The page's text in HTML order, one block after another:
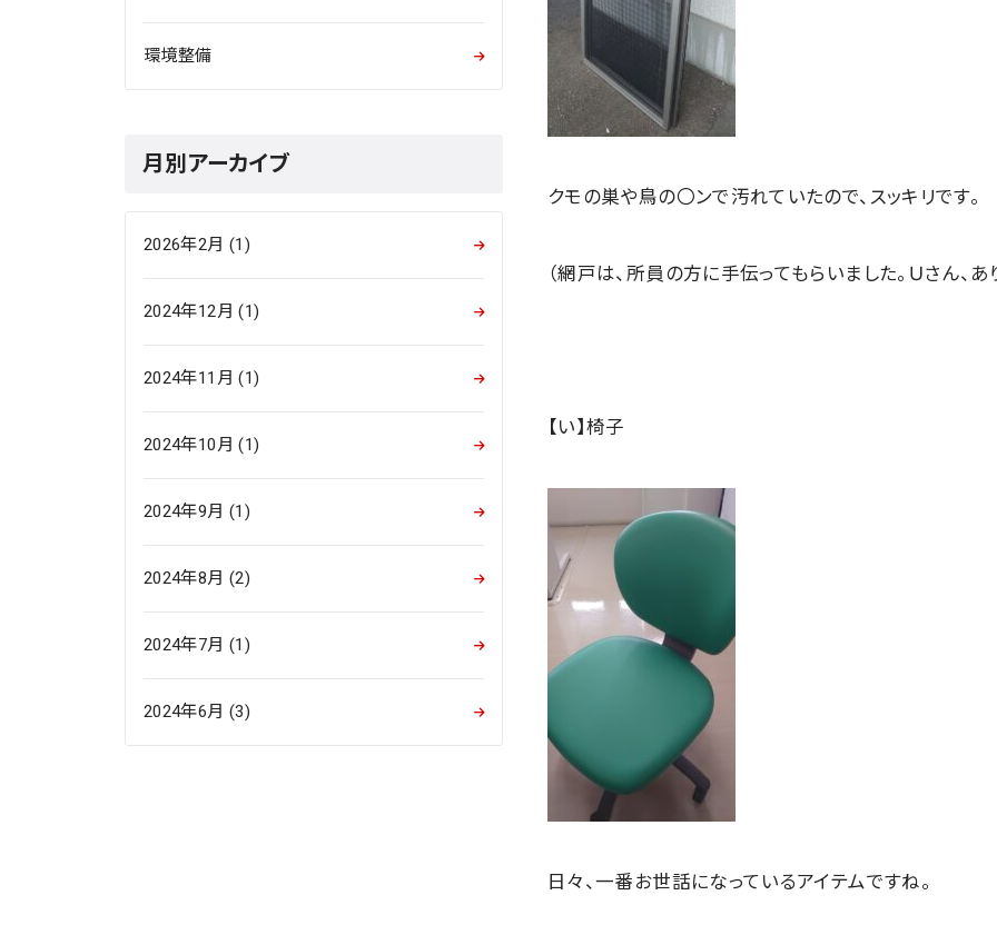
クモの巣や鳥の〇ンで汚れていたので、スッキリです。
（網戸は、所員の方に手伝ってもらいました。Ｕさん、あ
【い】椅子
日々、一番お世話になっているアイテムですね。
環境整備
月別アーカイブ
2026年2月 (1)
2024年12月 (1)
2024年11月 (1)
2024年10月 (1)
2024年9月 (1)
2024年8月 (2)
2024年7月 (1)
2024年6月 (3)